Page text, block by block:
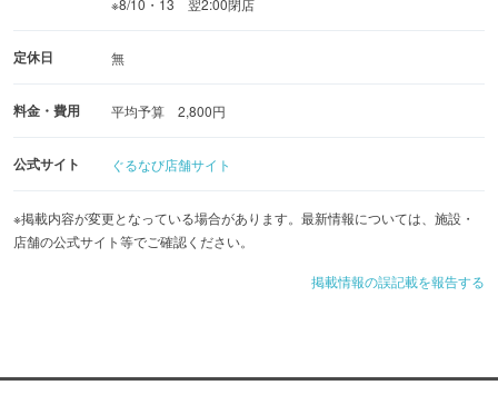
定休日 無
料金・費用 平均予算 2,800円
公式サイト ぐるなび店舗サイト
※掲載内容が変更となっている場合があります。最新情報については、施設・
店舗の公式サイト等でご確認ください。
掲載情報の誤記載を報告する